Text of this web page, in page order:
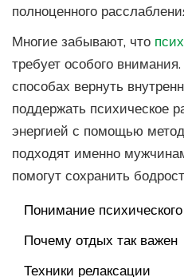
полноценного
Многие забывают, что
требует особого
способах вернуть
поддержать психическое
энергией с помощью
подходят именно
помогут сохранить
Понимание
Почему отдых так важен
Техники релаксации